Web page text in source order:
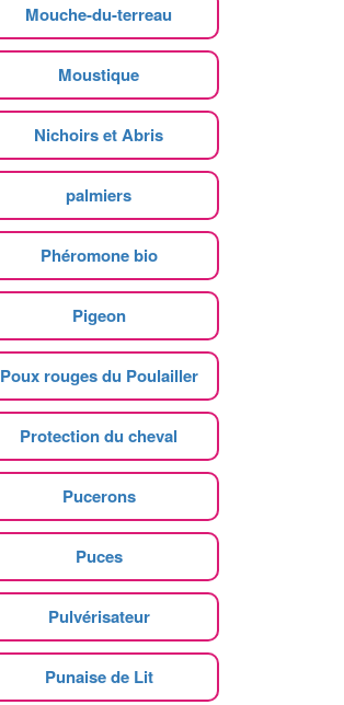
Mouche-du-terreau
Moustique
Nichoirs et Abris
palmiers
Phéromone bio
Pigeon
Poux rouges du Poulailler
Protection du cheval
Pucerons
Puces
Pulvérisateur
Punaise de Lit